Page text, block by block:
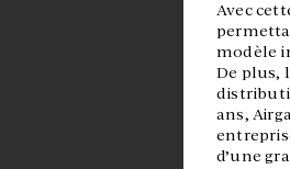
Avec
modèle
De plus,
ans,
d’une